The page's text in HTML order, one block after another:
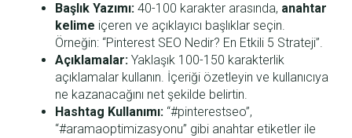
Başlık Yazımı: 40-100 karakter arasında, anahtar
kelime içeren ve açıklayıcı başlıklar seçin.
Örneğin: “Pinterest SEO Nedir? En Etkili 5 Strateji”.
Açıklamalar: Yaklaşık 100-150 karakterlik
açıklamalar kullanın. İçeriği özetleyin ve kullanıcıya
ne kazanacağını net şekilde belirtin.
Hashtag Kullanımı: “#pinterestseo”,
“#aramaoptimizasyonu” gibi anahtar etiketler ile